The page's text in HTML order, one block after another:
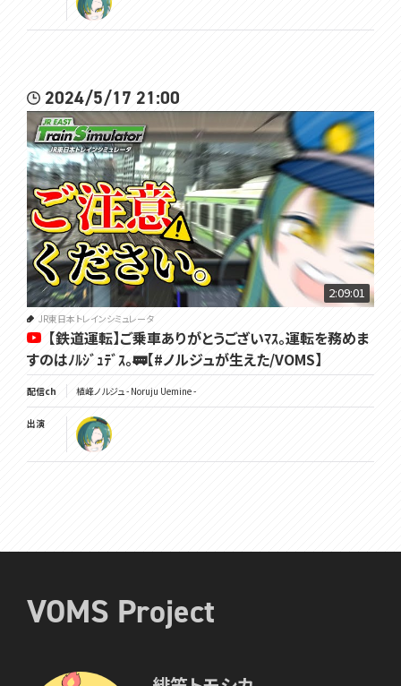
2024/5/17 21:00
2:09:01
JR東日本トレインシミュレータ
【鉄道運転】ご乗車ありがとうございﾏｽ。運転を務めま
すのはﾉﾙｼﾞｭﾃﾞｽ。🚃【#ノルジュが生えた/VOMS】
配信ch 植峰ノルジュ - Noruju Uemine -
出演
VOMS Project